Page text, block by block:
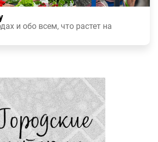
и обо всем, что растет на